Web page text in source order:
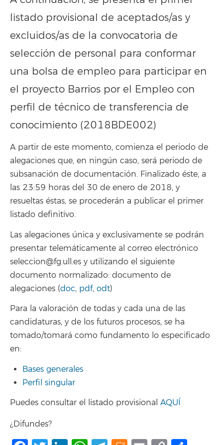
listado provisional de aceptados/as y
excluidos/as de la convocatoria de
selección de personal para conformar
una bolsa de empleo para participar en
el proyecto Barrios por el Empleo con
perfil de técnico de transferencia de
conocimiento (2018BDE002)
A partir de este momento, comienza el periodo de
alegaciones que, en ningún caso, será periodo de
subsanación de documentación. Finalizado éste, a
las 23:59 horas del 30 de enero de 2018, y
resueltas éstas, se procederán a publicar el primer
listado definitivo.
Las alegaciones única y exclusivamente se podrán
presentar telemáticamente al correo electrónico
seleccion@fg.ull.es y utilizando el siguiente
documento normalizado: documento de
alegaciones (doc, pdf, odt)
Para la valoración de todas y cada una de las
candidaturas, y de los futuros procesos, se ha
tomado/tomará como fundamento lo especificado
en:
Bases generales
Perfil singular
Puedes consultar el listado provisional AQUÍ
¿Difundes?